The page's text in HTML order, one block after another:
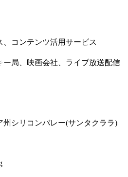
、コンテンツ活用サービス
ー局、映画会社、ライブ放送配信
州シリコンバレー(サンタクララ)